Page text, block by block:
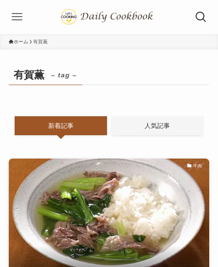
ホーム 有賀薫
有賀薫 – tag –
新着記事 人気記事
牛肉